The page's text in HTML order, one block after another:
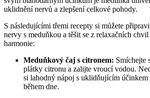
uklidnění nervů a zlepšení celkové pohody.
S následujícími třemi recepty si můžete
nervy s meduňkou a těšit se z relaxačních
harmonie:
Meduňkový čaj s citronem: Smíchejte
plátky citronu a zalijte vroucí vodou.
si lahodný nápoj s uklidňujícím
během dne.